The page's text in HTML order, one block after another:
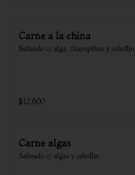
Carne a la china
Salteado c/ alga, champiñon y cebollin
$12.600
Carne algas
Salteado c/ algas y cebollin